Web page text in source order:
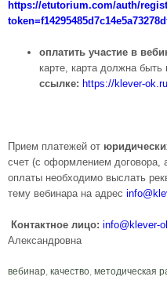
https://etutorium.com/auth/
оплатить участие в
карте, карта должна
ссылке: https://klever-
Прием платежей от
счет (с оформлением договора,
оплаты необходимо выслать
тему вебинара на адрес info@
Контактное лицо: info@ klever-
Александровна
вебинар, качество, методическая